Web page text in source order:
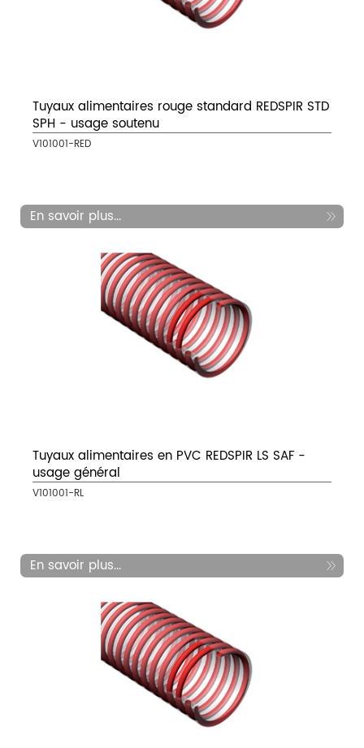
Tuyaux alimentaires rouge standard REDSPIR STD
SPH - usage soutenu
V101001-RED
En savoir plus...
Tuyaux alimentaires en PVC REDSPIR LS SAF -
usage général
V101001-RL
En savoir plus...